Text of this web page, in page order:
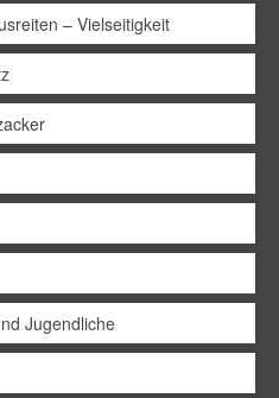
– Vielseitigkeit
Jugendliche